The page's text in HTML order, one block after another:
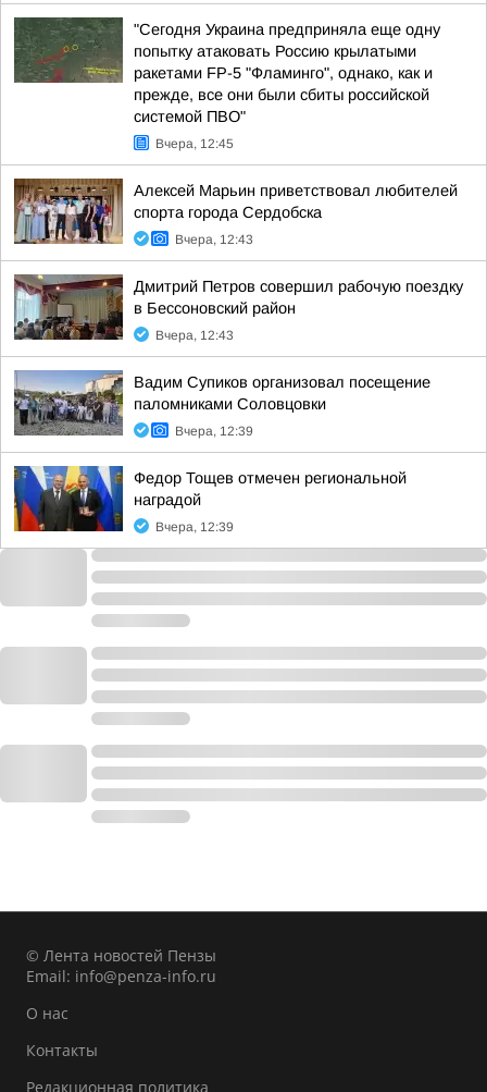
"Сегодня Украина предприняла еще одну
попытку атаковать Россию крылатыми
ракетами FP-5 "Фламинго", однако, как и
прежде, все они были сбиты российской
системой ПВО"
Вчера, 12:45
Алексей Марьин приветствовал любителей
спорта города Сердобска
Вчера, 12:43
Дмитрий Петров совершил рабочую поездку
в Бессоновский район
Вчера, 12:43
Вадим Супиков организовал посещение
паломниками Соловцовки
Вчера, 12:39
Федор Тощев отмечен региональной
наградой
Вчера, 12:39
© Лента новостей Пензы
Email: info@penza-info.ru
О нас
Контакты
Редакционная политика